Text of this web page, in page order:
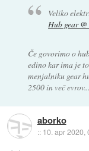
Veliko
Hub gear
Če govorimo o
edino kar ima je
menjalniku gear
2500 in več
aborko
:: 10. apr 2020,